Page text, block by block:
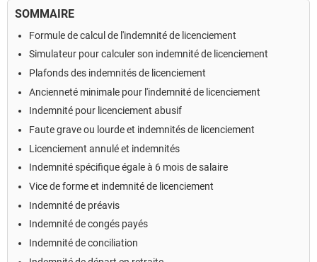
SOMMAIRE
Formule de calcul de l'indemnité de licenciement
Simulateur pour calculer son indemnité de licenciement
Plafonds des indemnités de licenciement
Ancienneté minimale pour l'indemnité de licenciement
Indemnité pour licenciement abusif
Faute grave ou lourde et indemnités de licenciement
Licenciement annulé et indemnités
Indemnité spécifique égale à 6 mois de salaire
Vice de forme et indemnité de licenciement
Indemnité de préavis
Indemnité de congés payés
Indemnité de conciliation